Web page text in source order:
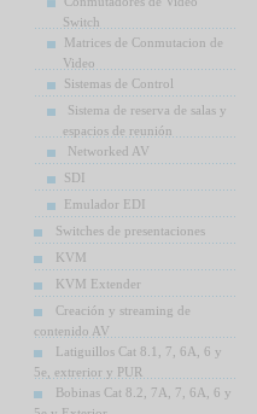
Switch
Matrices de Conmutacion de
Video
Sistemas de Control
Sistema de reserva de salas y
espacios de reunión
Networked AV
SDI
Emulador EDI
Switches de presentaciones
KVM
KVM Extender
Creación y streaming de
contenido AV
Latiguillos Cat 8.1, 7, 6A, 6 y
5e, extrerior y PUR
Bobinas Cat 8.2, 7A, 7, 6A, 6 y